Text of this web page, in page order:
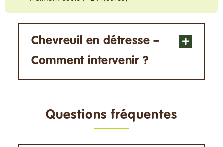
Chevreuil en détresse –
Comment intervenir ?
Questions fréquentes